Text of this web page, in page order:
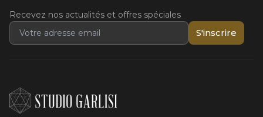
Recevez nos actualités et offres spéciales
S'inscrire